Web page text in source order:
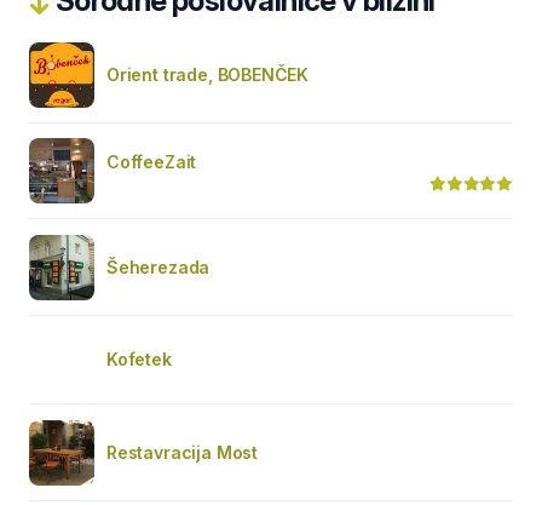
Orient trade, BOBENČEK
CoffeeZait
Šeherezada
Kofetek
Restavracija Most